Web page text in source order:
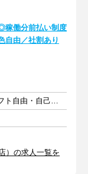
稼働分前払い制度
由／社割あり
週1日以上 1日3時間以上 シフト自由・自己申告
）の求人一覧を